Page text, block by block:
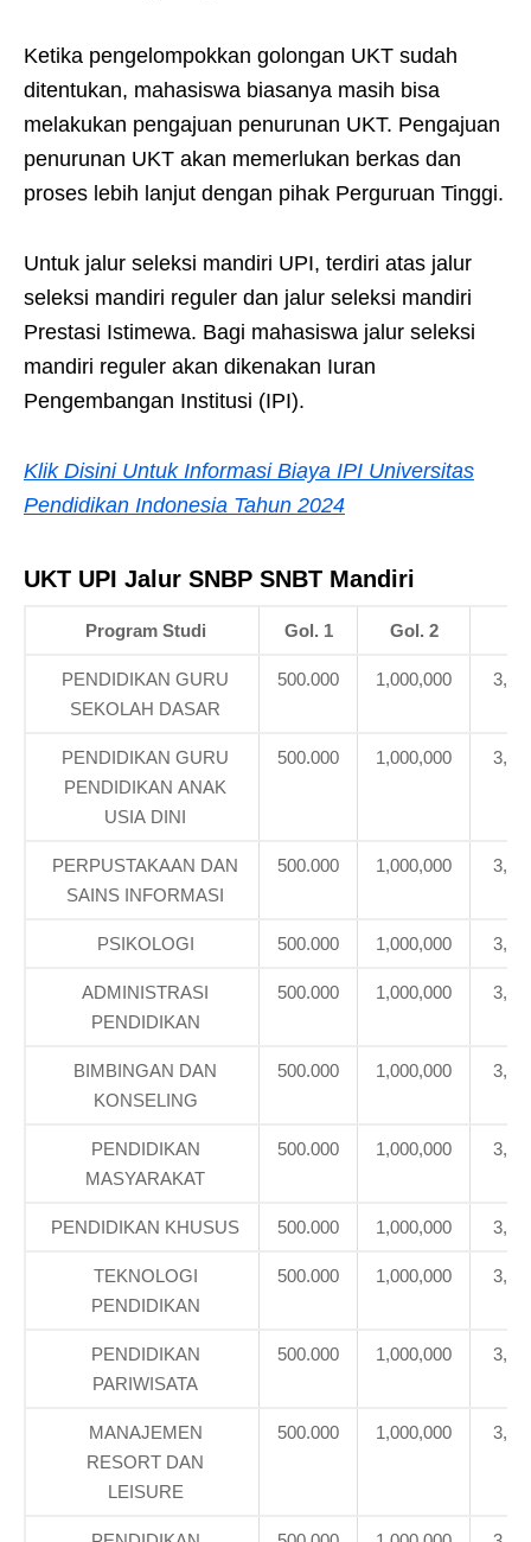
Ketika pengelompokkan golongan UKT sudah
ditentukan, mahasiswa biasanya masih bisa
melakukan pengajuan penurunan UKT. Pengajuan
penurunan UKT akan memerlukan berkas dan
proses lebih lanjut dengan pihak Perguruan Tinggi.
Untuk jalur seleksi mandiri UPI, terdiri atas jalur
seleksi mandiri reguler dan jalur seleksi mandiri
Prestasi Istimewa. Bagi mahasiswa jalur seleksi
mandiri reguler akan dikenakan Iuran
Pengembangan Institusi (IPI).
Klik Disini Untuk Informasi Biaya IPI Universitas
Pendidikan Indonesia Tahun 2024
UKT UPI Jalur SNBP SNBT Mandiri
Program Studi Gol. 1 Gol. 2
PENDIDIKAN GURU
SEKOLAH DASAR
500.000 1,000,000
PENDIDIKAN GURU
PENDIDIKAN ANAK
USIA DINI
500.000 1,000,000
PERPUSTAKAAN DAN
SAINS INFORMASI
500.000 1,000,000
PSIKOLOGI 500.000 1,000,000
ADMINISTRASI
PENDIDIKAN
500.000 1,000,000
BIMBINGAN DAN
KONSELING
500.000 1,000,000
PENDIDIKAN
MASYARAKAT
500.000 1,000,000
PENDIDIKAN KHUSUS 500.000 1,000,000
TEKNOLOGI
PENDIDIKAN
500.000 1,000,000
PENDIDIKAN
PARIWISATA
500.000 1,000,000
MANAJEMEN
RESORT DAN
LEISURE
500.000 1,000,000